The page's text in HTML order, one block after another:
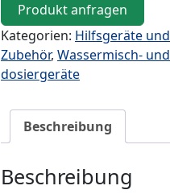
Produkt anfragen
Kategorien: Hilfsgeräte und
Zubehör, Wassermisch- und
dosiergeräte
Beschreibung
Beschreibung